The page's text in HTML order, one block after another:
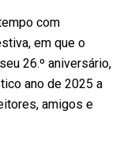
com
em que o
26.º aniversário,
ano de 2025 a
amigos e